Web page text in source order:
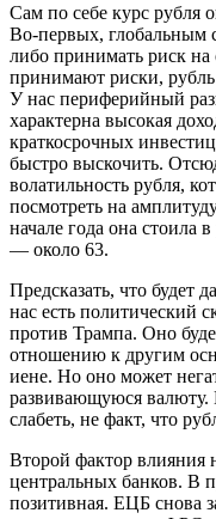
Сам по себе курс рубля
Во-первых,
либо принимать риск на
принимают риски, рубль
У нас периферийный
характерна высокая
краткосрочных
быстро выскочить.
волатильность рубля,
посмотреть на
начале года она стоила
— около 63.
Предсказать, что будет
нас есть политический
против Трампа. Оно
отношению к другим
иене. Но оно может
развивающуюся валюту.
слабеть, не факт, что
Второй фактор
центральных банков. В
позитивная. ЕЦБ снова